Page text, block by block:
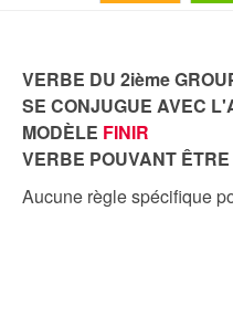
VERBE DU 2ième
SE CONJUGUE AVEC
MODÈLE FINIR
VERBE POUVANT
Aucune règle spécifique